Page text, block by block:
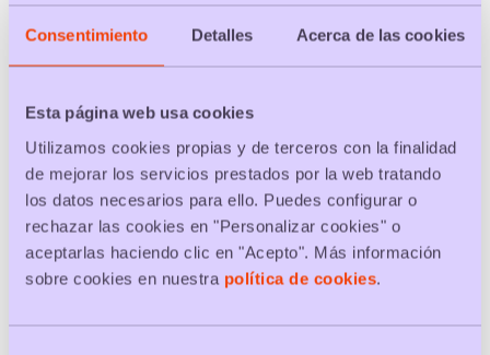
Consentimiento Detalles Acerca de las cookies
Esta página web usa cookies
Utilizamos cookies propias y de terceros con la finalidad
de mejorar los servicios prestados por la web tratando
los datos necesarios para ello. Puedes configurar o
rechazar las cookies en "Personalizar cookies" o
aceptarlas haciendo clic en "Acepto". Más información
sobre cookies en nuestra política de cookies.
Packs carta igienica
Packs di dentifricio
Packs salviette umidificate
Casa
Packs materassi
Packs filtri acqua
Packs di memoria USB
Packs carta A4
Packs carta cucina
Packs batteria
Packs fogli
Packs padelle
Packs sedie
Packs tovaglioli
Pulizia